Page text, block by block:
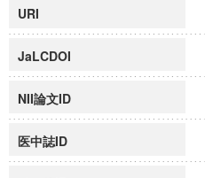
URI
JaLCDOI
NII論文ID
医中誌ID